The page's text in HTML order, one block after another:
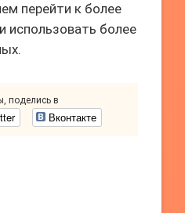
перейти к более
более
поделись в
Вконтакте